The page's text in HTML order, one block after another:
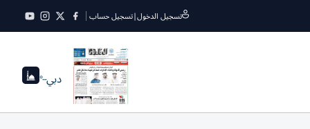
تسجيل الدخول|تسجيل حساب
دبي--°